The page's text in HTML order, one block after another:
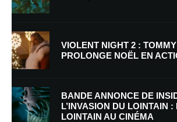
Nom*
E-mail
Enregistrer mon nom, mon e-mail et mon site
VIOLENT NIGHT 2 :
PROLONGE NOËL EN
BANDE ANNONCE DE
L’INVASION DU LOINTAIN
LOINTAIN AU CINÉMA